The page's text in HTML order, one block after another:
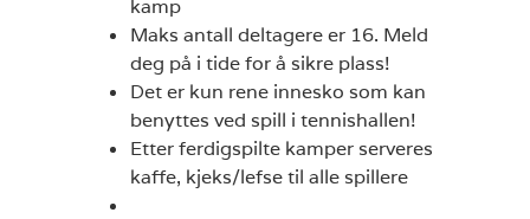
kamp
Maks antall deltagere er 16. Meld
deg på i tide for å sikre plass!
Det er kun rene innesko som kan
benyttes ved spill i tennishallen!
Etter ferdigspilte kamper serveres
kaffe, kjeks/lefse til alle spillere